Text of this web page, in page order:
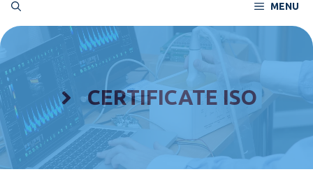
MENU
CERTIFICATE ISO